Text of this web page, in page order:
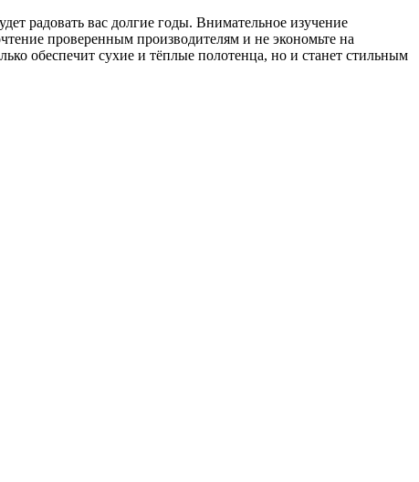
радовать вас долгие годы. Внимательное изучение
проверенным производителям и не экономьте на
обеспечит сухие и тёплые полотенца, но и станет стильным